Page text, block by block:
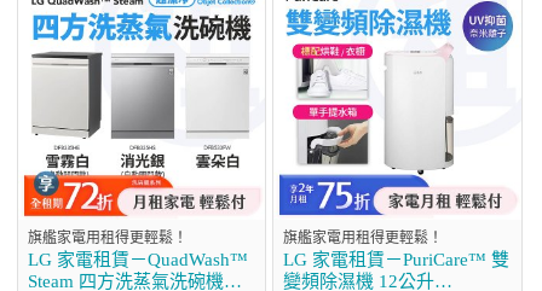
旗艦家電用租得更輕鬆！
LG 家電租賃－QuadWash™
Steam 四方洗蒸氣洗碗機｜
旗艦家電用租得更輕鬆！
LG 家電租賃－PuriCare™ 雙
變頻除濕機 12公升